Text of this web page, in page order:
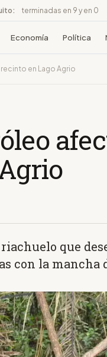
terminadas en 9 y en 0
Economía Política
en Lago Agrio
que
con la mancha